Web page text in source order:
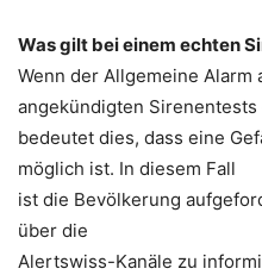
Was gilt bei einem echten
Wenn der Allgemeine Alarm
angekündigten
bedeutet dies, dass eine
möglich ist. In diesem Fall
ist die Bevölkerung
über die
Alertswiss-Kanäle zu